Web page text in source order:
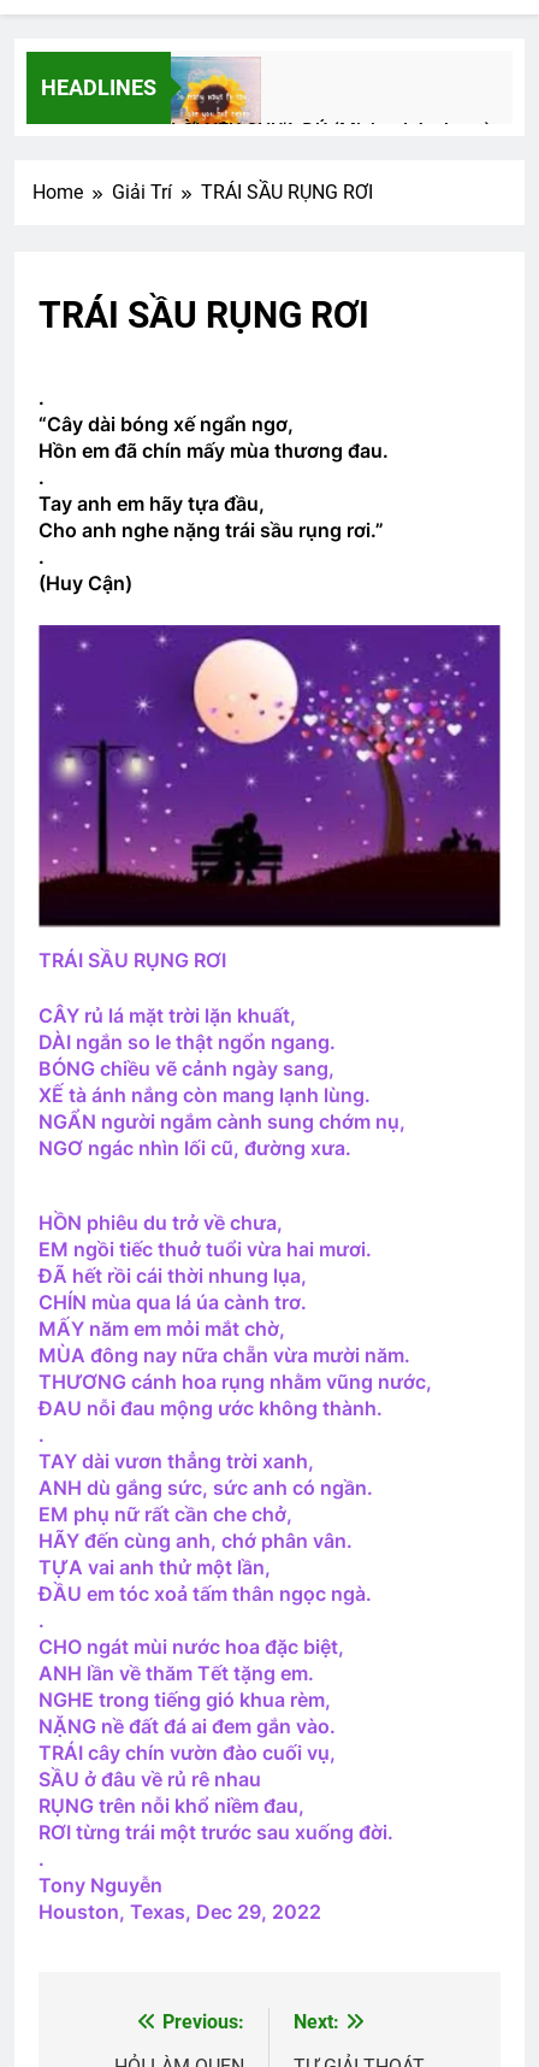
HEADLINES
LỜI YÊU CHƯA ĐỦ (Michael Jackson)
2 Years Ago
3 Years Ago
Tiểu sử Khóa 28 TVBQGVN
2 Years Ago
LỜI CON KHẨN CẦU (Rabindranath
Tagore)
2 Years Ago
Đêm buồn tỉnh lẻ
TIN VÀO MÙA XUÂN (Thiền Sư Mãn
Giác)
3 Years Ago
CSVSQ Phan Văn Đồng K27
3 Years Ago
Giã Biệt Sài Gòn
2 Years Ago
CSVSQ Đinh Viết Hạp K13
2 Years Ago
Quán Nửa Khuya
2 Years Ago
CSVSQ Anthony Lã Huy Anh K14
2 Years Ago
Lữ Đoàn 3 Nhảy Dù VNCH
2 Years Ago
MỘT CHIẾC LÁ (Mae Stein)
Home Giải Trí TRÁI SẦU RỤNG RƠI
TRÁI SẦU RỤNG RƠI
.
“Cây dài bóng xế ngẩn ngơ,
Hồn em đã chín mấy mùa thương đau.
.
Tay anh em hãy tựa đầu,
Cho anh nghe nặng trái sầu rụng rơi.”
.
(Huy Cận)
TRÁI SẦU RỤNG RƠI
CÂY rủ lá mặt trời lặn khuất,
DÀI ngắn so le thật ngổn ngang.
BÓNG chiều vẽ cảnh ngày sang,
XẾ tà ánh nắng còn mang lạnh lùng.
NGẨN người ngắm cành sung chớm nụ,
NGƠ ngác nhìn lối cũ, đường xưa.
HỒN phiêu du trở về chưa,
EM ngồi tiếc thuở tuổi vừa hai mươi.
ĐÃ hết rồi cái thời nhung lụa,
CHÍN mùa qua lá úa cành trơ.
MẤY năm em mỏi mắt chờ,
MÙA đông nay nữa chẵn vừa mười năm.
THƯƠNG cánh hoa rụng nhằm vũng nước,
ĐAU nỗi đau mộng ước không thành.
.
TAY dài vươn thẳng trời xanh,
ANH dù gắng sức, sức anh có ngần.
EM phụ nữ rất cần che chở,
HÃY đến cùng anh, chớ phân vân.
TỰA vai anh thử một lần,
ĐẦU em tóc xoả tấm thân ngọc ngà.
.
CHO ngát mùi nước hoa đặc biệt,
ANH lần về thăm Tết tặng em.
NGHE trong tiếng gió khua rèm,
NẶNG nề đất đá ai đem gắn vào.
TRÁI cây chín vườn đào cuối vụ,
SẦU ở đâu về rủ rê nhau
RỤNG trên nỗi khổ niềm đau,
RƠI từng trái một trước sau xuống đời.
.
Tony Nguyễn
Houston, Texas, Dec 29, 2022
Previous:
Next: